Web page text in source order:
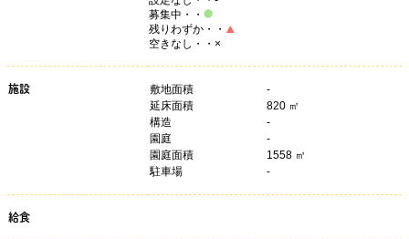
募集中・・
残りわずか・・
空きなし・・×
施設 敷地面積
-
延床面積
820 ㎡
構造
-
園庭
-
園庭面積
1558 ㎡
駐車場
-
給食